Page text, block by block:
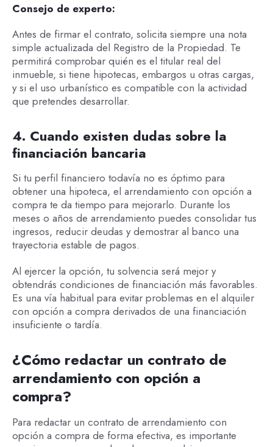
Consejo de experto:
Antes de firmar el contrato, solicita siempre una nota
simple actualizada del Registro de la Propiedad. Te
permitirá comprobar quién es el titular real del
inmueble, si tiene hipotecas, embargos u otras cargas,
y si el uso urbanístico es compatible con la actividad
que pretendes desarrollar.
4. Cuando existen dudas sobre la
financiación bancaria
Si tu perfil financiero todavía no es óptimo para
obtener una hipoteca, el arrendamiento con opción a
compra te da tiempo para mejorarlo. Durante los
meses o años de arrendamiento puedes consolidar tus
ingresos, reducir deudas y demostrar al banco una
trayectoria estable de pagos.
Al ejercer la opción, tu solvencia será mejor y
obtendrás condiciones de financiación más favorables.
Es una vía habitual para evitar problemas en el alquiler
con opción a compra derivados de una financiación
insuficiente o tardía.
¿Cómo redactar un contrato de
arrendamiento con opción a
compra?
Para redactar un contrato de arrendamiento con
opción a compra de forma efectiva, es importante